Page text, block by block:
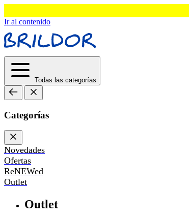
Ir al contenido
Todas las categorías
Categorías
Novedades
Ofertas
ReNEWed
Outlet
Outlet